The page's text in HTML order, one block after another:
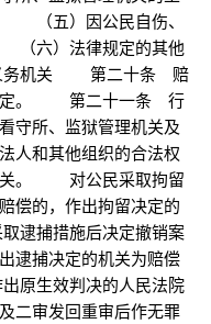
（五）因公民自伤、
六）法律规定的其他
义务机关 第二十条 赔
规定。 第二十一条 行
守所、监狱管理机关及
人和其他组织的合法权
关。 对公民采取拘留
偿的，作出拘留决定的
捕措施后决定撤销案
逮捕决定的机关为赔偿
生效判决的人民法院
二审发回重审后作无罪